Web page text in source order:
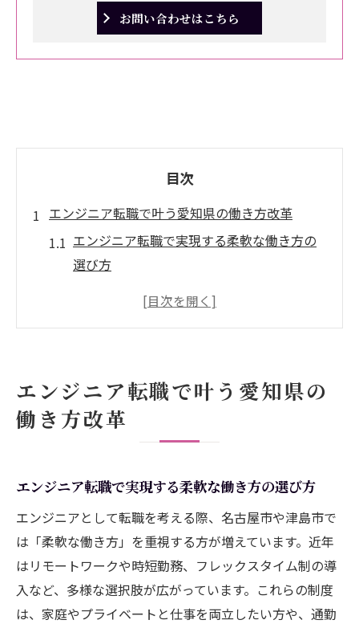
お問い合わせはこちら
目次
エンジニア転職で叶う愛知県の働き方改革
エンジニア転職で実現する柔軟な働き方の
選び方
愛知県エンジニアが注目するワークライフ
バランスの工夫
エンジニアに求められる働きやすい環境づ
くりのポイント
愛知県でエンジニア転職する際に重視した
年収600万円を目指すエンジニアの戦略
エンジニアが年収600万円を目指すための転
職準備術
市場価値を高めるエンジニアスキルと年収
アップの関係
エンジニア転職で叶う愛知県の
働き方改革
エンジニア転職で実現する柔軟な働き方の選び方
エンジニアとして転職を考える際、名古屋市や津島市で
は「柔軟な働き方」を重視する方が増えています。近年
はリモートワークや時短勤務、フレックスタイム制の導
入など、多様な選択肢が広がっています。これらの制度
は、家庭やプライベートと仕事を両立したい方や、通勤